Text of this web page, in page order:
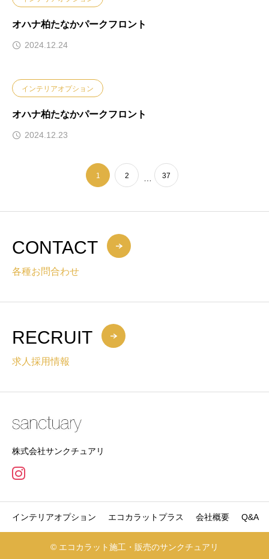
オハナ柏たなかパークフロント
2024.12.24
インテリアオプション
オハナ柏たなかパークフロント
2024.12.23
1 2 37
CONTACT
各種お問合わせ
RECRUIT
求人採用情報
株式会社サンクチュアリ
インテリアオプション エコカラットプラス 会社概要 Q&A
© エコカラット施工・販売のサンクチュアリ